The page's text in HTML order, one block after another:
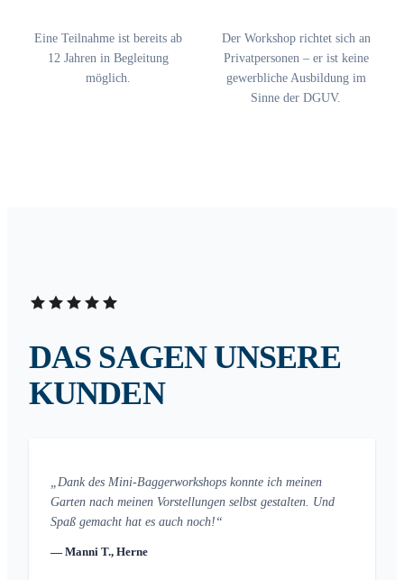
Eine Teilnahme ist bereits ab
12 Jahren in Begleitung
möglich.
Der Workshop richtet sich an
Privatpersonen – er ist keine
gewerbliche Ausbildung im
Sinne der DGUV.
DAS SAGEN UNSERE
KUNDEN
„Dank des Mini-Baggerworkshops konnte ich meinen
Garten nach meinen Vorstellungen selbst gestalten. Und
Spaß gemacht hat es auch noch!“
— Manni T., Herne